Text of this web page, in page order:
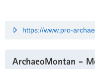
https://www.pro-
ArchaeoMontan -